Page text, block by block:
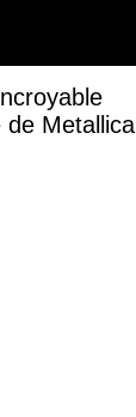
de Metallica